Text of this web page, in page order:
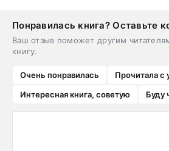
Понравилась книга? Оставьте
Ваш отзыв поможет другим
книгу.
Очень понравилась
Прочитала с
Интересная книга, советую
Буду